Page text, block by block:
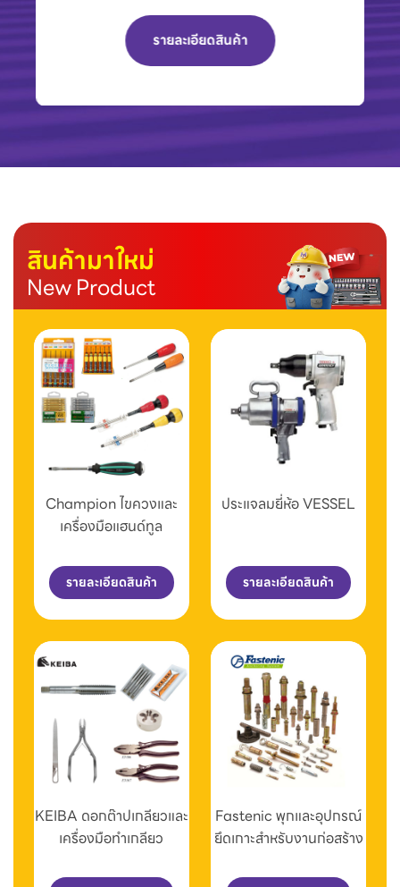
รายละเอียดสินค้า
สินค้ามาใหม่
New Product
Champion ไขควงและ
เครื่องมือแฮนด์ทูล
รายละเอียดสินค้า
ประแจลมยี่ห้อ VESSEL
รายละเอียดสินค้า
KEIBA ดอกต๊าปเกลียวและ
เครื่องมือทำเกลียว
Fastenic พุกและอุปกรณ์
ยึดเกาะสำหรับงานก่อสร้าง